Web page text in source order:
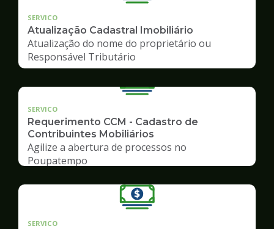
SERVICO
Atualização Cadastral Imobiliário
Atualização do nome do proprietário ou
Responsável Tributário
SERVICO
Requerimento CCM - Cadastro de
Contribuintes Mobiliários
Agilize a abertura de processos no
Poupatempo
SERVICO